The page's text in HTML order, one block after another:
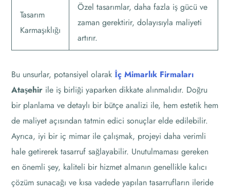
Tasarım
Karmaşıklığı
Özel tasarımlar, daha fazla iş gücü ve
zaman gerektirir, dolayısıyla maliyeti
artırır.
Bu unsurlar, potansiyel olarakİç Mimarlık Firmaları
Ataşehir ile iş birliği yaparken dikkate alınmalıdır. Doğru
bir planlama ve detaylı bir bütçe analizi ile, hem estetik hem
de maliyet açısından tatmin edici sonuçlar elde edilebilir.
Ayrıca, iyi bir iç mimar ile çalışmak, projeyi daha verimli
hale getirerek tasarruf sağlayabilir. Unutulmaması gereken
en önemli şey, kaliteli bir hizmet almanın genellikle kalıcı
çözüm sunacağı ve kısa vadede yapılan tasarrufların ileride